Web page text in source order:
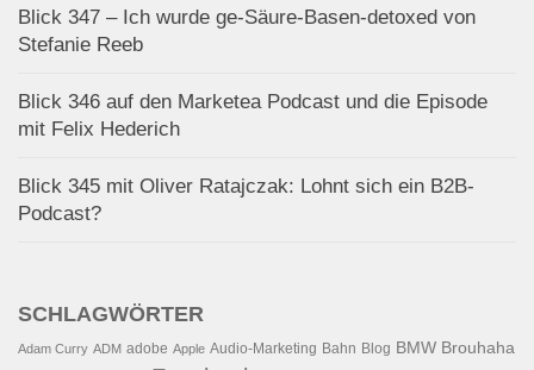
Blick 347 – Ich wurde ge-Säure-Basen-detoxed von
Stefanie Reeb
Blick 346 auf den Marketea Podcast und die Episode
mit Felix Hederich
Blick 345 mit Oliver Ratajczak: Lohnt sich ein B2B-
Podcast?
SCHLAGWÖRTER
Adam Curry ADM adobe Apple Audio-Marketing Bahn Blog BMW Brouhaha